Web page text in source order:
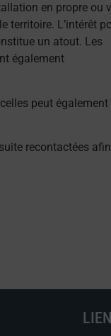
en propre ou
territoire. L’intérêt
un atout. Les
également
peut également
recontactées afin